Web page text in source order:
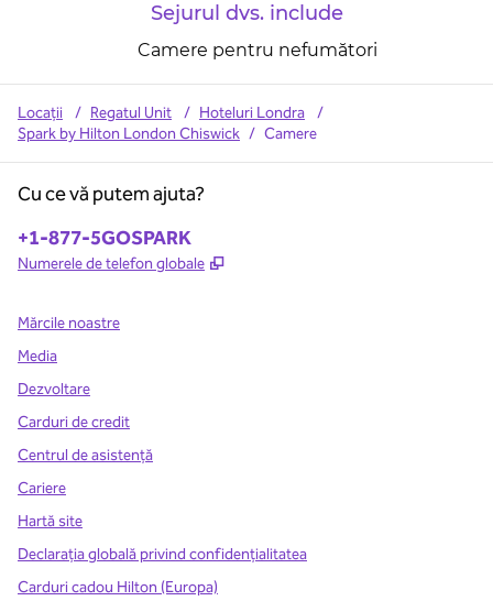
Sejurul dvs. include
Camere pentru nefumători
Locații / Regatul Unit / Hoteluri Londra
/
Spark by Hilton London Chiswick / Camere
Cu ce vă putem ajuta?
Telefon:
+1-877-5GOSPARK
Numerele de telefon globale ,
Mărcile noastre
Media
Dezvoltare
Carduri de credit
Centrul de asistență
Cariere
Hartă site
Declarația globală privind confidenţialitatea
Carduri cadou Hilton (Europa)